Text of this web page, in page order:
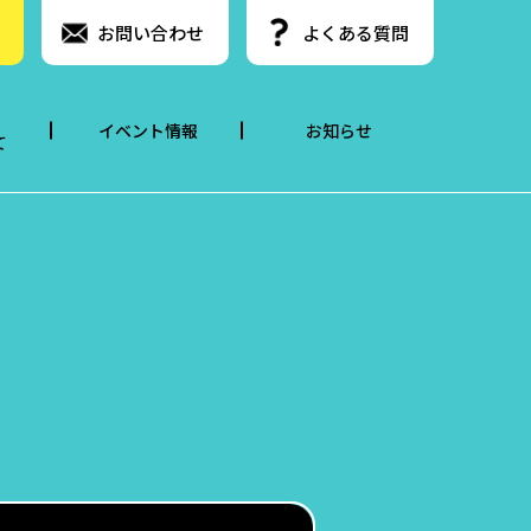
お問い合わせ よくある質問
イベント情報 お知らせ